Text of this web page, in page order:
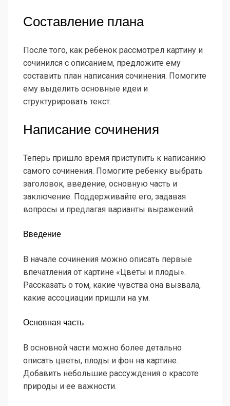
Составление плана
После того, как ребенок рассмотрел картину и
сочинился с описанием, предложите ему
составить план написания сочинения. Помогите
ему выделить основные идеи и
структурировать текст.
Написание сочинения
Теперь пришло время приступить к написанию
самого сочинения. Помогите ребенку выбрать
заголовок, введение, основную часть и
заключение. Поддерживайте его, задавая
вопросы и предлагая варианты выражений.
Введение
В начале сочинения можно описать первые
впечатления от картине «Цветы и плоды».
Рассказать о том, какие чувства она вызвала,
какие ассоциации пришли на ум.
Основная часть
В основной части можно более детально
описать цветы, плоды и фон на картине.
Добавить небольшие рассуждения о красоте
природы и ее важности.